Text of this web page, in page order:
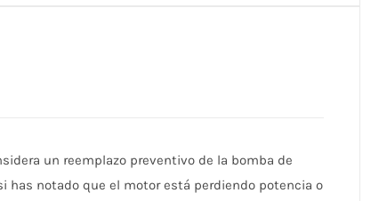
un reemplazo preventivo de la bomba de
has notado que el motor está perdiendo potencia o